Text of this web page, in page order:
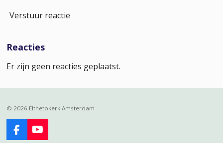
Verstuur reactie
Reacties
Er zijn geen reacties geplaatst.
© 2026 Elthetokerk Amsterdam
F
Y